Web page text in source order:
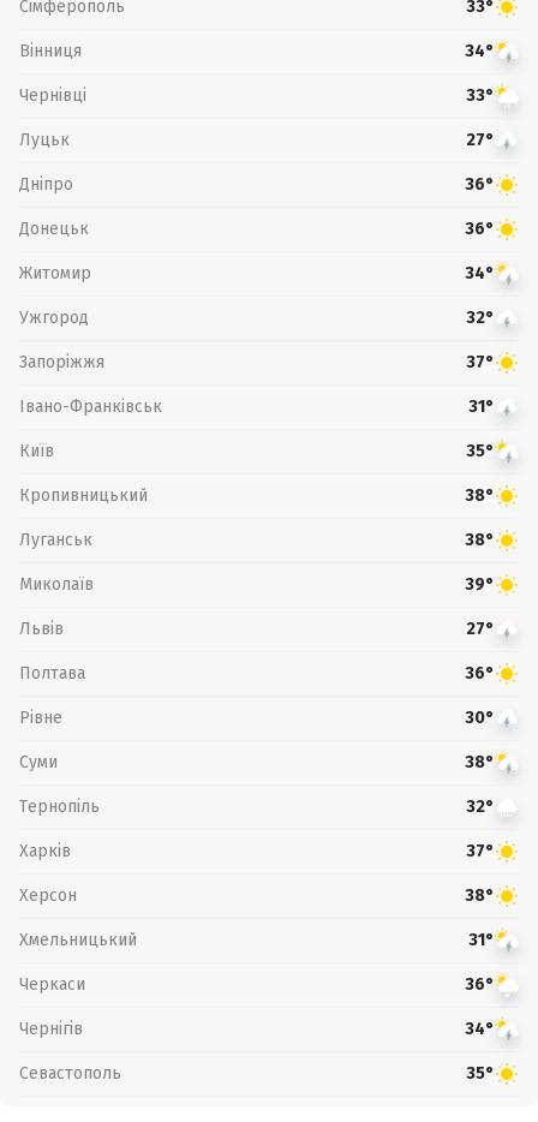
Сімферополь 33°
Вінниця 34°
Чернівці 33°
Луцьк 27°
Дніпро 36°
Донецьк 36°
Житомир 34°
Ужгород 32°
Запоріжжя 37°
Івано-Франківськ 31°
Київ 35°
Кропивницький 38°
Луганськ 38°
Миколаїв 39°
Львів 27°
Полтава 36°
Рівне 30°
Суми 38°
Тернопіль 32°
Харків 37°
Херсон 38°
Хмельницький 31°
Черкаси 36°
Чернігів 34°
Севастополь 35°